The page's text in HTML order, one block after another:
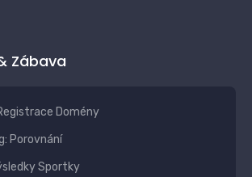
Zábava
Domény
Porovnání
Sportky